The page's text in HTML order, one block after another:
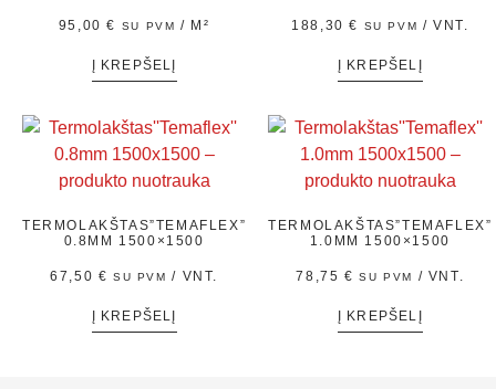
95,00€ SU PVM / M²
Į KREPŠELĮ
188,30€ SU PVM / VNT.
Į KREPŠELĮ
TERMOLAKŠTAS”TEMAFLEX”
0.8MM 1500×1500
67,50 € SU PVM / VNT.
Į KREPŠELĮ
TERMOLAKŠTAS”TEMAFLEX”
1.0MM 1500×1500
78,75€ SU PVM / VNT.
Į KREPŠELĮ